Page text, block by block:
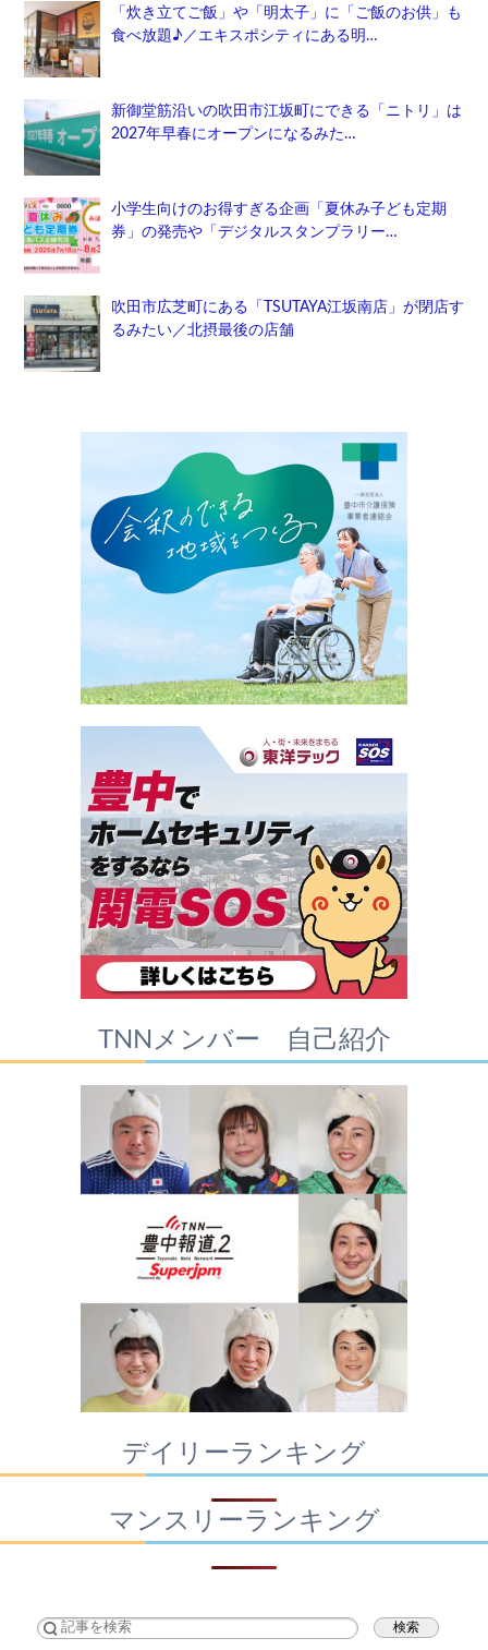
「炊き立てご飯」や「明太子」に「ご飯のお供」も
食べ放題♪／エキスポシティにある明…
新御堂筋沿いの吹田市江坂町にできる「ニトリ」は
2027年早春にオープンになるみた…
小学生向けのお得すぎる企画「夏休み子ども定期
券」の発売や「デジタルスタンプラリー…
吹田市広芝町にある「TSUTAYA江坂南店」が閉店す
るみたい／北摂最後の店舗
TNNメンバー 自己紹介
デイリーランキング
マンスリーランキング
検索